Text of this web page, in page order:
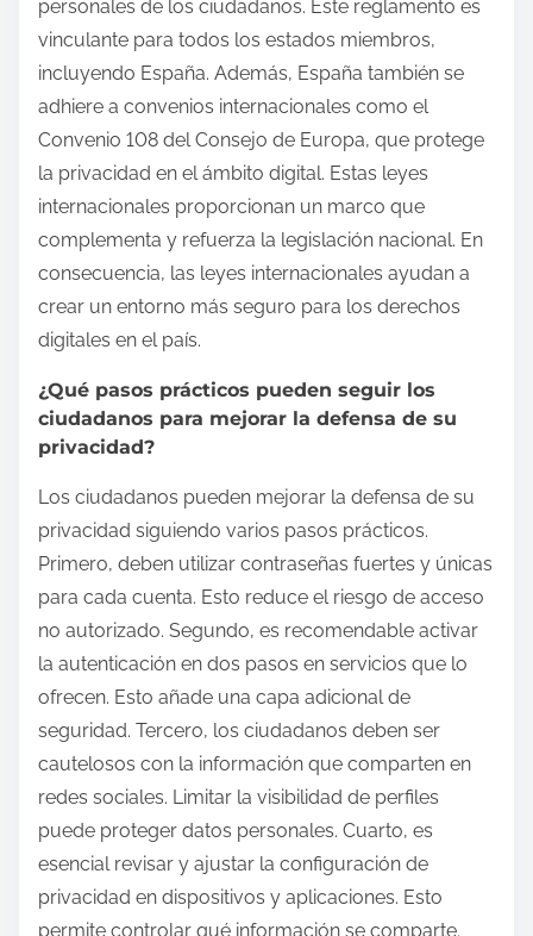
personales de los ciudadanos. Este reglamento es
vinculante para todos los estados miembros,
incluyendo España. Además, España también se
adhiere a convenios internacionales como el
Convenio 108 del Consejo de Europa, que protege
la privacidad en el ámbito digital. Estas leyes
internacionales proporcionan un marco que
complementa y refuerza la legislación nacional. En
consecuencia, las leyes internacionales ayudan a
crear un entorno más seguro para los derechos
digitales en el país.
¿Qué pasos prácticos pueden seguir los
ciudadanos para mejorar la defensa de su
privacidad?
Los ciudadanos pueden mejorar la defensa de su
privacidad siguiendo varios pasos prácticos.
Primero, deben utilizar contraseñas fuertes y únicas
para cada cuenta. Esto reduce el riesgo de acceso
no autorizado. Segundo, es recomendable activar
la autenticación en dos pasos en servicios que lo
ofrecen. Esto añade una capa adicional de
seguridad. Tercero, los ciudadanos deben ser
cautelosos con la información que comparten en
redes sociales. Limitar la visibilidad de perfiles
puede proteger datos personales. Cuarto, es
esencial revisar y ajustar la configuración de
privacidad en dispositivos y aplicaciones. Esto
permite controlar qué información se comparte.